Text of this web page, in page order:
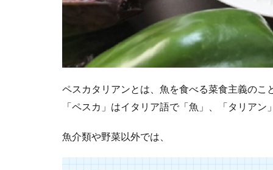
ペスカタリアンとは、魚を食べる菜食主義の
「ペスカ」はイタリア語で「魚」、「タリア
魚介類や野菜以外では、